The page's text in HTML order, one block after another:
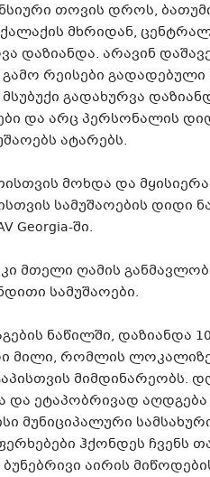
თოვის დროს,
მხრიდან,
დაზიანდა. არავინ
რეისები გადადებული
მსუბუქი გადახურვა
და არც პერსონალის
ატარებს.
მოხდა და
სამუშაოების დიდი
Georgia-ში.
მთელი ღამის
სამუშაოები.
ნაწილში, დაზიანდა
მილი, რომლის
მიმდინარეობს.
და ეტაპობრივად
მუნიციპალური
ჰქონდეს ჩვენს
აირის